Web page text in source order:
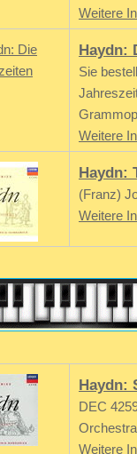
Weitere
Haydn:
Sie
Weitere
Haydn:
(Franz)
Weitere
Haydn:
DEC
Weitere